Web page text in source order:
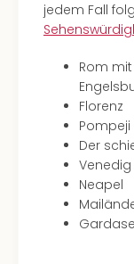
jedem Fall
Rom
Florenz
Pompeji
Der
Venedig
Neapel